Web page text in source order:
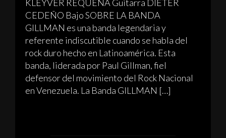
KLEYVER REQUENA Guitarra DIETER
CEDEÑO Bajo SOBRE LA BANDA
GILLMAN es una banda legendaria y
referente indiscutible cuando se habla del
rock duro hecho en Latinoamérica. Esta
banda, liderada por Paul Gillman, fiel
defensor del movimiento del Rock Nacional
en Venezuela. La Banda GILLMAN […]